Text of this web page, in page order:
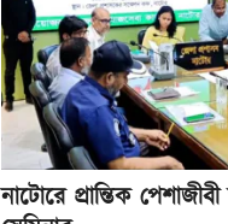
নাটোরে প্রান্তিক